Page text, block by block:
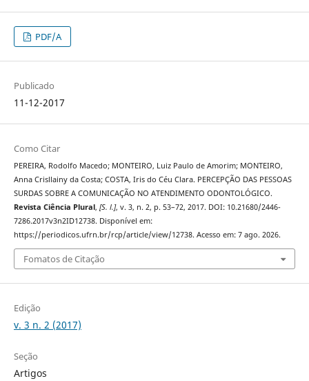
PDF/A
Publicado
11-12-2017
Como Citar
PEREIRA, Rodolfo Macedo; MONTEIRO, Luiz Paulo de Amorim; MONTEIRO,
Anna Crisllainy da Costa; COSTA, Iris do Céu Clara. PERCEPÇÃO DAS PESSOAS
SURDAS SOBRE A COMUNICAÇÃO NO ATENDIMENTO ODONTOLÓGICO.
Revista Ciência Plural, [S. l.], v. 3, n. 2, p. 53–72, 2017. DOI: 10.21680/2446-
7286.2017v3n2ID12738. Disponível em:
https://periodicos.ufrn.br/rcp/article/view/12738. Acesso em: 7 ago. 2026.
Fomatos de Citação
Edição
v. 3 n. 2 (2017)
Seção
Artigos